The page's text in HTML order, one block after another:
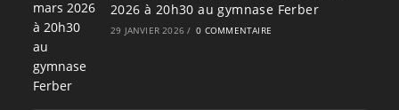
2026 à 20h30 au gymnase Ferber
29 JANVIER 2026 / 0 COMMENTAIRE